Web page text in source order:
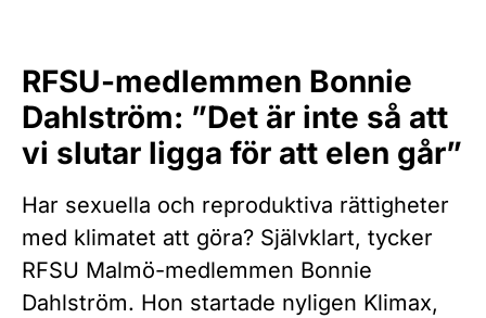
RFSU-medlemmen Bonnie
Dahlström: ”Det är inte så att
vi slutar ligga för att elen går”
Har sexuella och reproduktiva rättigheter
med klimatet att göra? Självklart, tycker
RFSU Malmö-medlemmen Bonnie
Dahlström. Hon startade nyligen Klimax,